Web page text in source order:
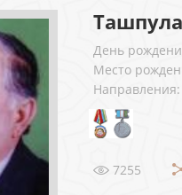
День
Место
7255